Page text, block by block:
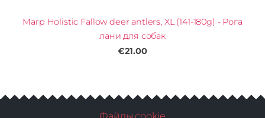
Marp Holistic Fallow deer antlers, XL (141-180g) - Рога
лани для собак
€21.00